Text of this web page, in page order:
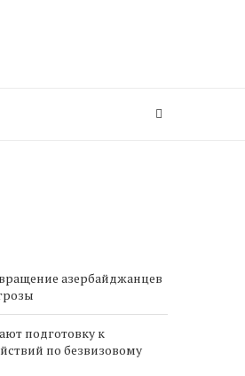
азербайджанцев
подготовку к
по безвизовому